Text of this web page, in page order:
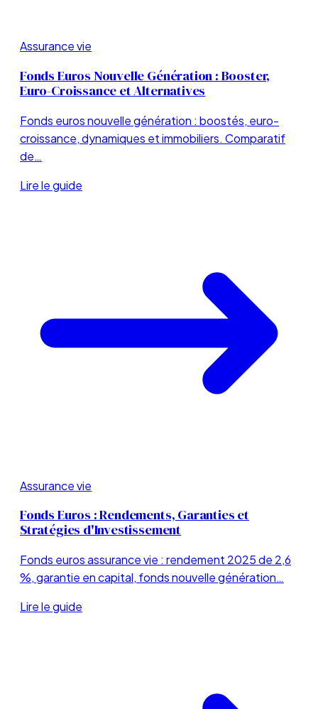
Assurance vie
Fonds Euros Nouvelle Génération : Booster,
Euro-Croissance et Alternatives
Fonds euros nouvelle génération : boostés, euro-
croissance, dynamiques et immobiliers. Comparatif
de…
Lire le guide
Assurance vie
Fonds Euros : Rendements, Garanties et
Stratégies d'Investissement
Fonds euros assurance vie : rendement 2025 de 2,6
%, garantie en capital, fonds nouvelle génération…
Lire le guide